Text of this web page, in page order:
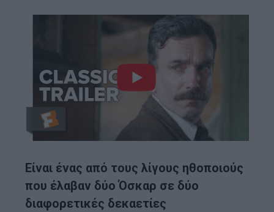
Είναι ένας από τους λίγους ηθοποιούς
που έλαβαν δύο Όσκαρ σε δύο
διαφορετικές δεκαετίες